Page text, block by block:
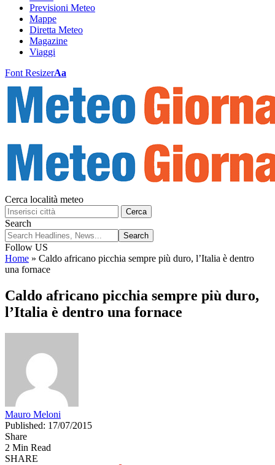
Previsioni Meteo
Mappe
Diretta Meteo
Magazine
Viaggi
Font ResizerAa
Cerca località meteo
Cerca
Search
Follow US
Home » Caldo africano picchia sempre più duro, l’Italia è dentro
una fornace
Caldo africano picchia sempre più duro,
l’Italia è dentro una fornace
Mauro Meloni
Published: 17/07/2015
Share
2 Min Read
SHARE